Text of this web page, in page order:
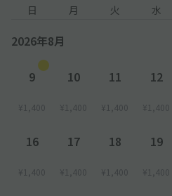
日 月 火 水
2026年8月
9
¥1,400
10
¥1,400
11
¥1,400
12
¥1,400
16
¥1,400
17
¥1,400
18
¥1,400
19
¥1,400